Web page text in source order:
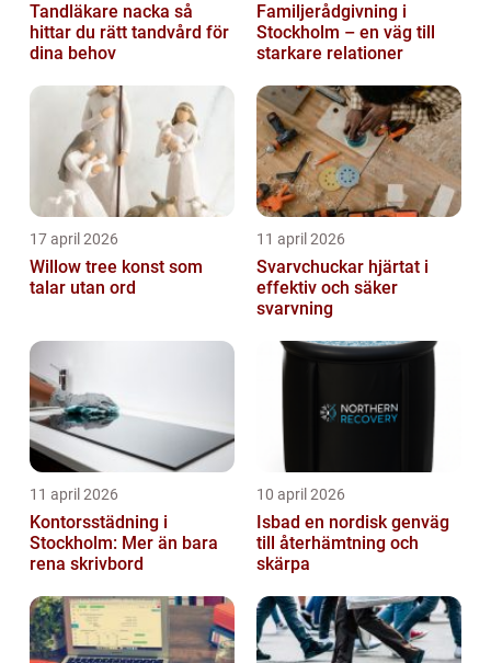
Tandläkare nacka så
hittar du rätt tandvård för
dina behov
Familjerådgivning i
Stockholm – en väg till
starkare relationer
17 april 2026
Willow tree konst som
talar utan ord
11 april 2026
Svarvchuckar hjärtat i
effektiv och säker
svarvning
11 april 2026
Kontorsstädning i
Stockholm: Mer än bara
rena skrivbord
10 april 2026
Isbad en nordisk genväg
till återhämtning och
skärpa